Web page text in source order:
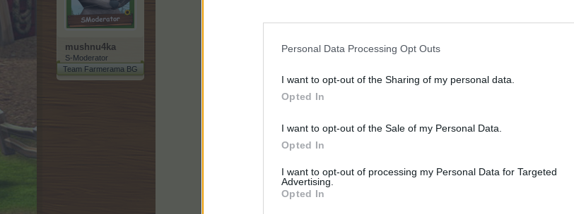
Personal Data Processing Opt Outs
I want to opt-out of the Sharing of my personal data.
Opted In
I want to opt-out of the Sale of my Personal Data.
Opted In
I want to opt-out of processing my Personal Data for Targeted
Advertising.
Opted In
mushnu4ka
S-Moderator
Team Farmerama BG
Повече информация